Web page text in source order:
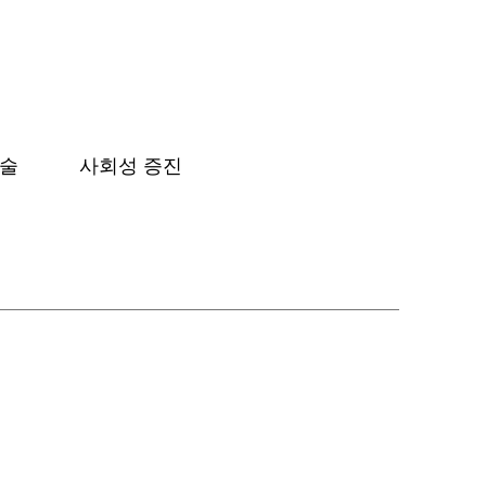
사회성 증진